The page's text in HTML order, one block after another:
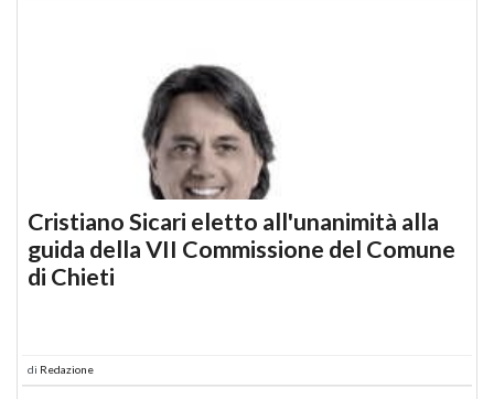
Cristiano Sicari eletto all'unanimità alla
guida della VII Commissione del Comune
di Chieti
di Redazione